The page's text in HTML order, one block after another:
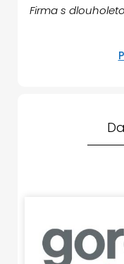
Firma s